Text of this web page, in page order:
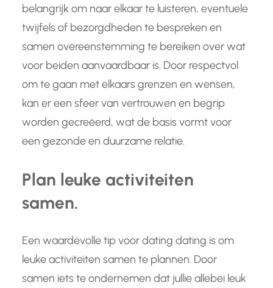
belangrijk om naar elkaar te luisteren, eventuele
twijfels of bezorgdheden te bespreken en
samen overeenstemming te bereiken over wat
voor beiden aanvaardbaar is. Door respectvol
om te gaan met elkaars grenzen en wensen,
kan er een sfeer van vertrouwen en begrip
worden gecreëerd, wat de basis vormt voor
een gezonde en duurzame relatie.
Plan leuke activiteiten
samen.
Een waardevolle tip voor dating dating is om
leuke activiteiten samen te plannen. Door
samen iets te ondernemen dat jullie allebei leuk